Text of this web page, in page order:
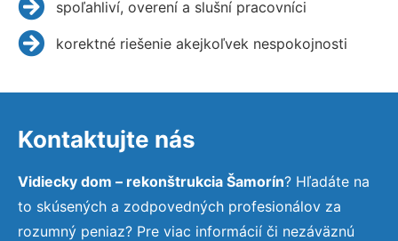
spoľahliví, overení a slušní pracovníci
korektné riešenie akejkoľvek nespokojnosti
Kontaktujte nás
Vidiecky dom – rekonštrukcia Šamorín? Hľadáte na
to skúsených a zodpovedných profesionálov za
rozumný peniaz? Pre viac informácií či nezáväznú